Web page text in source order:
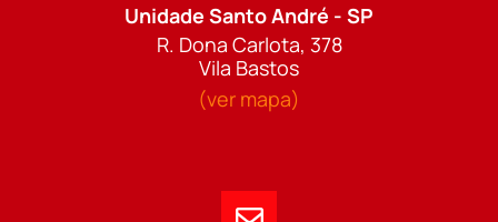
Unidade Santo André - SP
R. Dona Carlota, 378
Vila Bastos
(ver mapa)